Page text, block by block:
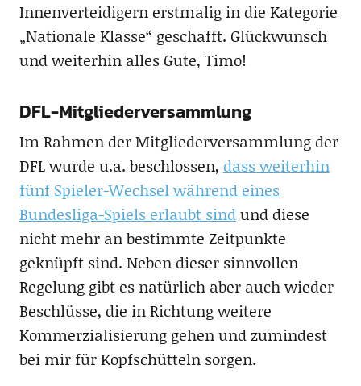
Innenverteidigern erstmalig in die Kategorie
„Nationale Klasse“ geschafft. Glückwunsch
und weiterhin alles Gute, Timo!
DFL-Mitgliederversammlung
Im Rahmen der Mitgliederversammlung der
DFL wurde u.a. beschlossen, dass weiterhin
fünf Spieler-Wechsel während eines
Bundesliga-Spiels erlaubt sindund diese
nicht mehr an bestimmte Zeitpunkte
geknüpft sind. Neben dieser sinnvollen
Regelung gibt es natürlich aber auch wieder
Beschlüsse, die in Richtung weitere
Kommerzialisierung gehen und zumindest
bei mir für Kopfschütteln sorgen.